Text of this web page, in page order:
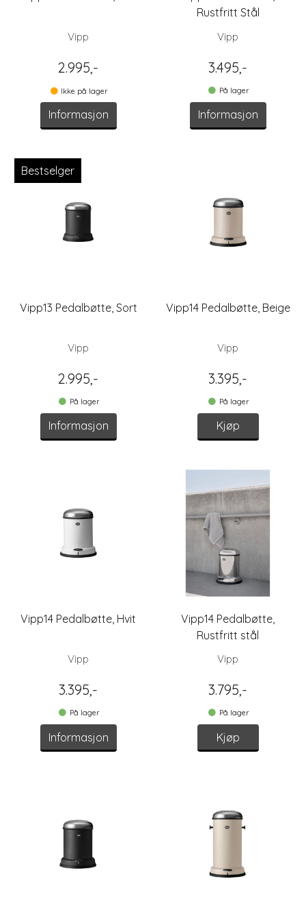
Vipp
2.995,-
Ikke på lager
Informasjon
Rustfritt Stål
Vipp
3.495,-
På lager
Informasjon
Bestselger
Vipp13 Pedalbøtte, Sort
Vipp
2.995,-
På lager
Informasjon
Vipp14 Pedalbøtte, Beige
Vipp
3.395,-
På lager
Kjøp
Vipp14 Pedalbøtte, Hvit
Vipp
3.395,-
På lager
Informasjon
Vipp14 Pedalbøtte,
Rustfritt stål
Vipp
3.795,-
På lager
Kjøp